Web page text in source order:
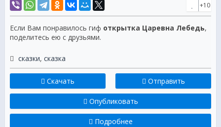
+10
Если Вам понравилось гиф открытка Царевна Лебедь,
поделитесь ею с друзьями.
сказки, сказка
Скачать Отправить
Опубликовать
Подробнее